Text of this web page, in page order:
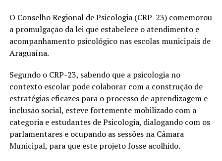
O Conselho Regional de Psicologia (CRP-23) comemorou
a promulgação da lei que estabelece o atendimento e
acompanhamento psicológico nas escolas municipais de
Araguaína.
Segundo o CRP-23, sabendo que a psicologia no
contexto escolar pode colaborar com a construção de
estratégias eficazes para o processo de aprendizagem e
inclusão social, esteve fortemente mobilizado com a
categoria e estudantes de Psicologia, dialogando com os
parlamentares e ocupando as sessões na Câmara
Municipal, para que este projeto fosse acolhido.